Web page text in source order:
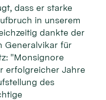
dass er starke
in unserem
dankte der
Generalvikar für
"Monsignore
erfolgreicher Jahre
des